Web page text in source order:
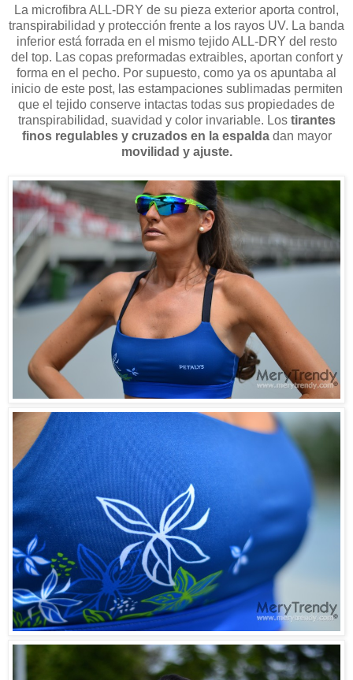
La microfibra​ ALL-DRY de su pieza exterior aporta control,
transpirabilidad y protección frente a los rayos UV. La banda
inferior está forrada en el mismo tejido ALL-DRY del resto
del top. Las copas preformadas extraibles, aportan confort y
forma en el pecho. ​Por supuesto, como ya os apuntaba al
inicio de este post, las estampaciones sublimadas permiten
que el tejido conserve intactas todas sus propiedades de
transpirabilidad, suavidad y color invariable. Los tirantes
finos regulables y cruzados en la espalda dan mayor
movilidad y ajuste.